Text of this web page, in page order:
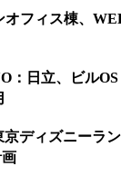
フィス棟、
：日立、ビル
ディズニーラ
画